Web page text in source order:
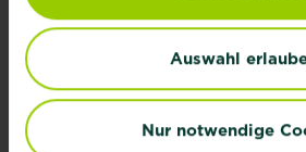
Auswahl
Nur notwendige
Jetzt ansehen